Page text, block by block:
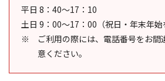
平日 8：40～17：10
土日 9：00～17：00（祝日・年末年始
ご利用の際には、電話番号をお間
意ください。